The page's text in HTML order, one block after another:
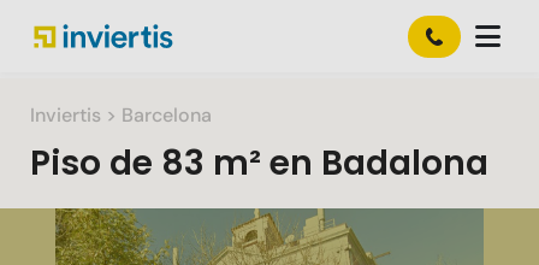
Inviertis > Barcelona
Piso de 83 m² en Badalona
Slide 1 of 1